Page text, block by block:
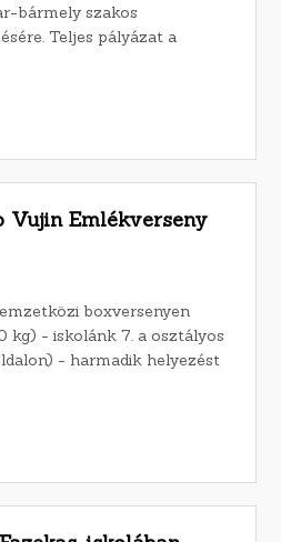
bármely szakos
Teljes pályázat a
Emlékverseny
boxversenyen
kg) - iskolánk 7. a osztályos
- harmadik helyezést